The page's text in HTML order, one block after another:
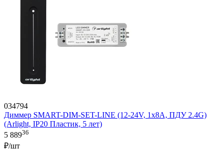
034794
Диммер SMART-DIM-SET-LINE (12-24V, 1x8A, ПДУ 2.4G)
(Arlight, IP20 Пластик, 5 лет)
5 88936
₽/шт